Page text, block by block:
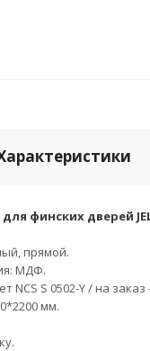
финских дверей
прямой.
МДФ.
NCS S 0502-Y / на
мм.